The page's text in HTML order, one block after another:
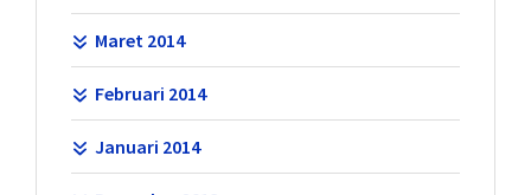
Maret 2014
Februari 2014
Januari 2014